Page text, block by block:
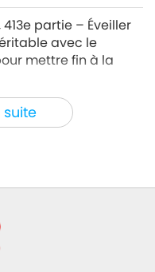
6271
partie – Éveiller
avec le
mettre fin à la
2026-08-09
Those Who Are Still